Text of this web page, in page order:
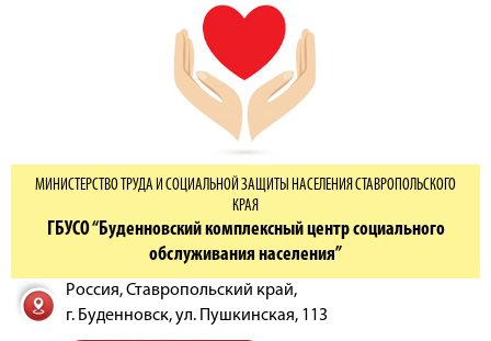
МИНИСТЕРСТВО ТРУДА И СОЦИАЛЬНОЙ ЗАЩИТЫ НАСЕЛЕНИЯ СТАВРОПОЛЬСКОГО
КРАЯ
ГБУСО “Буденновский комплексный центр социального
обслуживания населения”
Россия, Ставропольский край,
г. Буденновск,ул. Пушкинская, 113